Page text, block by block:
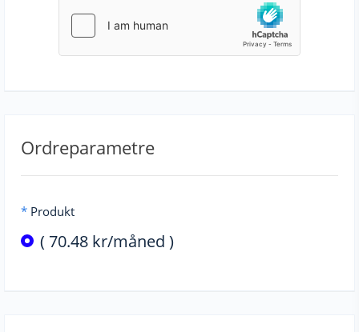
Ordreparametre
* Produkt
( 70.48 kr/måned )